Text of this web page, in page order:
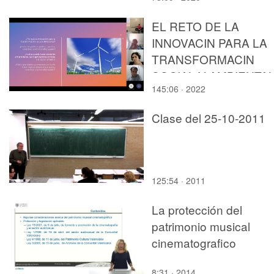
EL RETO DE LA
INNOVACIN PARA LA
TRANSFORMACIN
SOCIAL Y
145:06 · 2022
Clase del 25-10-2011
125:54 · 2011
La protección del
patrimonio musical
cinematografico